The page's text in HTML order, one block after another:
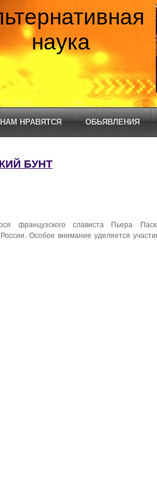
наука
НРАВЯТСЯ ОБЬЯВЛЕНИЯ
БУНТ
французского слависта Пьера
Особое внимание уделяется